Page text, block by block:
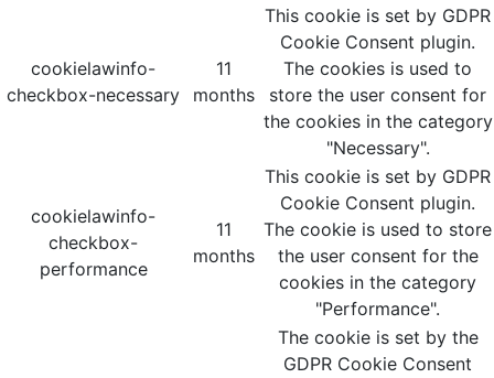
cookielawinfo-
checkbox-necessary
11
months
This cookie is set by GDPR
Cookie Consent plugin.
The cookies is used to
store the user consent for
the cookies in the category
"Necessary".
cookielawinfo-
checkbox-
performance
11
months
This cookie is set by GDPR
Cookie Consent plugin.
The cookie is used to store
the user consent for the
cookies in the category
"Performance".
The cookie is set by the
GDPR Cookie Consent